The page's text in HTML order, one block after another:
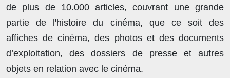
de plus de 10.000 articles, couvrant une grande
partie de l'histoire du cinéma, que ce soit des
affiches de cinéma, des photos et des documents
d’exploitation, des dossiers de presse et autres
objets en relation avec le cinéma.